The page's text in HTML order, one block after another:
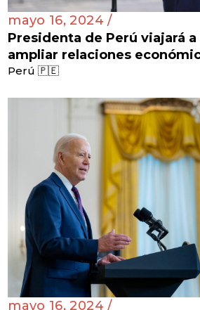
mayo 16, 2024 /
Presidenta de Perú viajará a
ampliar relaciones
Perú 🇵🇪
mayo 16, 2024 /